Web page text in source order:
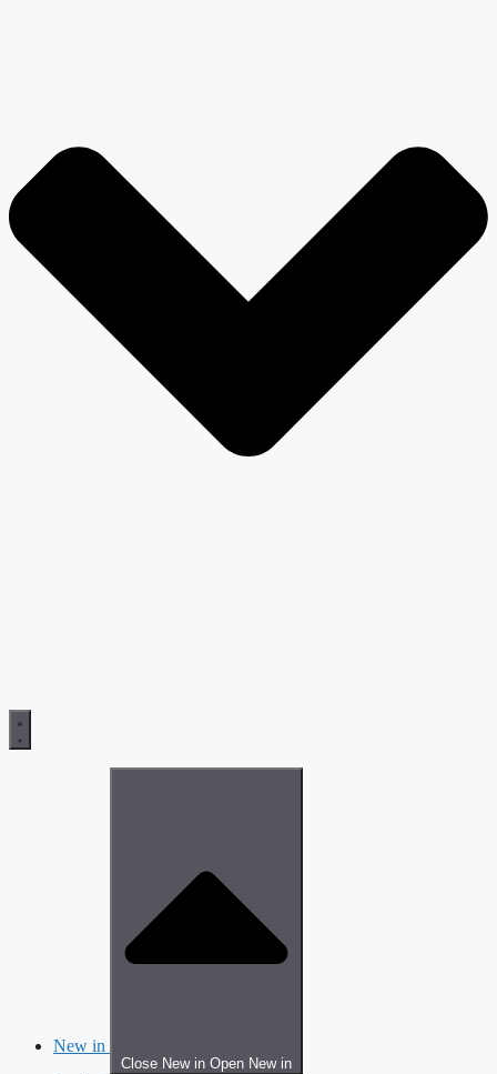
New in
Close New in Open New in